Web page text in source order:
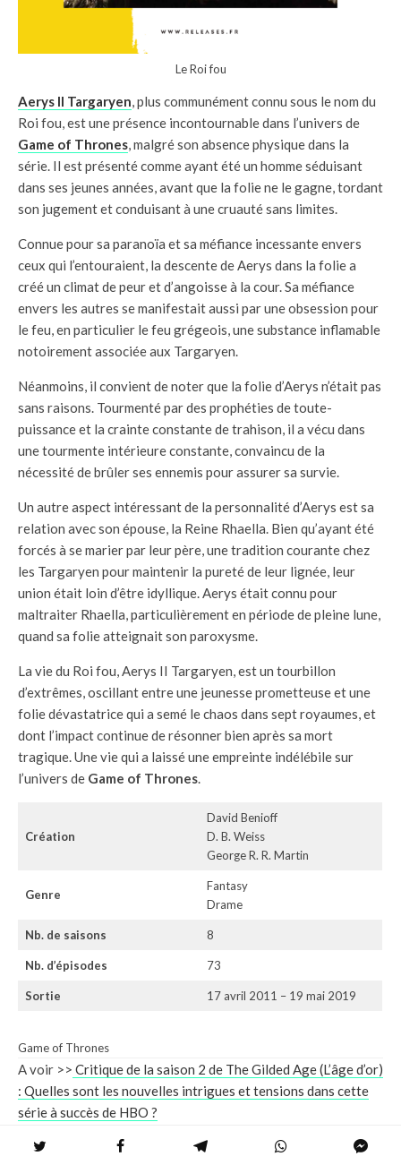
Le Roi fou
Aerys II Targaryen, plus communément connu sous le nom du
Roi fou, est une présence incontournable dans l’univers de
Game of Thrones, malgré son absence physique dans la
série. Il est présenté comme ayant été un homme séduisant
dans ses jeunes années, avant que la folie ne le gagne, tordant
son jugement et conduisant à une cruauté sans limites.
Connue pour sa paranoïa et sa méfiance incessante envers
ceux qui l’entouraient, la descente de Aerys dans la folie a
créé un climat de peur et d’angoisse à la cour. Sa méfiance
envers les autres se manifestait aussi par une obsession pour
le feu, en particulier le feu grégeois, une substance inflamable
notoirement associée aux Targaryen.
Néanmoins, il convient de noter que la folie d’Aerys n’était pas
sans raisons. Tourmenté par des prophéties de toute-
puissance et la crainte constante de trahison, il a vécu dans
une tourmente intérieure constante, convaincu de la
nécessité de brûler ses ennemis pour assurer sa survie.
Un autre aspect intéressant de la personnalité d’Aerys est sa
relation avec son épouse, la Reine Rhaella. Bien qu’ayant été
forcés à se marier par leur père, une tradition courante chez
les Targaryen pour maintenir la pureté de leur lignée, leur
union était loin d’être idyllique. Aerys était connu pour
maltraiter Rhaella, particulièrement en période de pleine lune,
quand sa folie atteignait son paroxysme.
La vie du Roi fou, Aerys II Targaryen, est un tourbillon
d’extrêmes, oscillant entre une jeunesse prometteuse et une
folie dévastatrice qui a semé le chaos dans sept royaumes, et
dont l’impact continue de résonner bien après sa mort
tragique. Une vie qui a laissé une empreinte indélébile sur
l’univers de Game of Thrones.
Création
David Benioff
D. B. Weiss
George R. R. Martin
Genre
Fantasy
Drame
Nb. de saisons 8
Nb. d’épisodes 73
Sortie 17 avril 2011 – 19 mai 2019
Game of Thrones
A voir >> Critique de la saison 2 de The Gilded Age (L’âge d’or)
: Quelles sont les nouvelles intrigues et tensions dans cette
série à succès de HBO ?
La cruauté du Roi fou